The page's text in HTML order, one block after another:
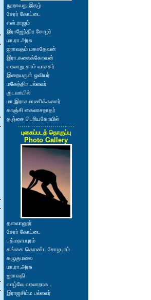
நூறாவது இதழ்
சேரர் கோட்டை
எஸ்.ராஜம்
இராஜேந்திர சோழர்
மா.ரா.அரசு
ஐராவதம் மகாதேவன்
இரா.கலைக்கோவன்
வரலாறு.காம் வாசகர்
இறையருள் ஓவியர்
மகேந்திர பல்லவர்
குடவாயில்
மா.இராசமாணிக்கனார்
காஞ்சி கைலாசநாதர்
தஞ்சை பெரியகோயில்
புகைப்படத் தொகுப்பு
Photo Gallery
தளவானூர்
சேரர் கோட்டை
பத்மநாபபுரம்
கங்கை கொண்ட சோழபுரம்
கழுகுமலை
மா.ரா.அரசு
ஐராவதி
வாழ்வே வரலாறாக..
இராஜசிம்ம பல்லவர்